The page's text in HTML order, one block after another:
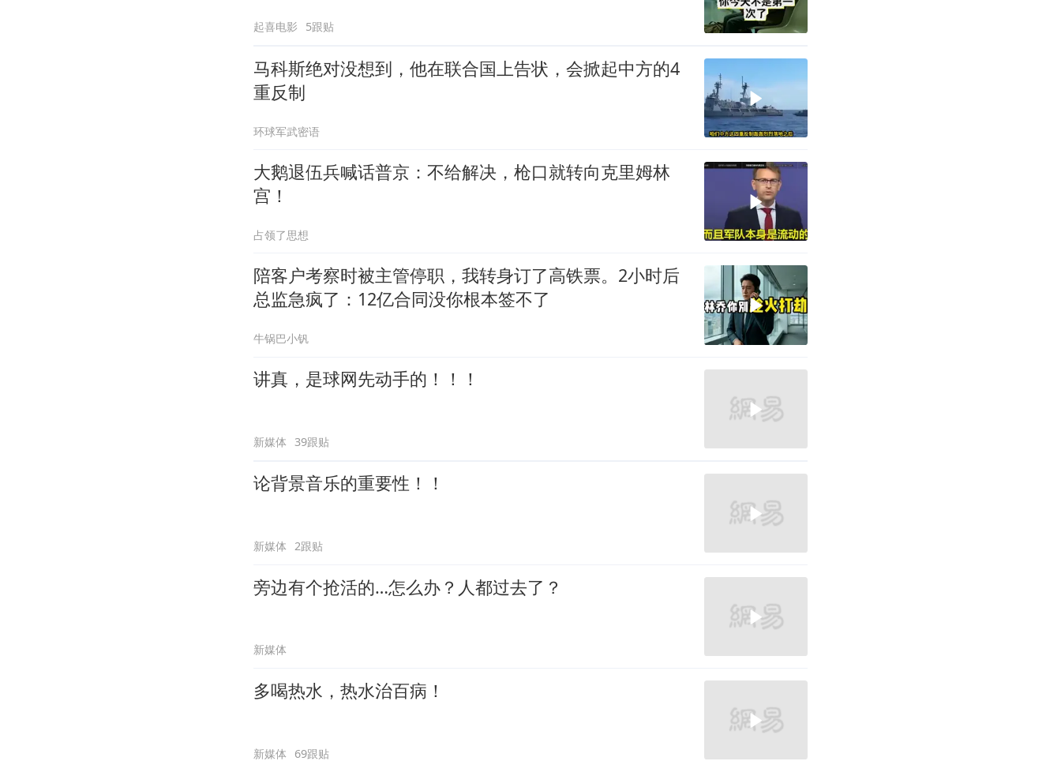
起喜电影 5跟贴
马科斯绝对没想到，他在联合国上告状，会掀起中方的4
重反制
环球军武密语
大鹅退伍兵喊话普京：不给解决，枪口就转向克里姆林
宫！
占领了思想
陪客户考察时被主管停职，我转身订了高铁票。2小时后
总监急疯了：12亿合同没你根本签不了
牛锅巴小钒
讲真，是球网先动手的！！！
新媒体 39跟贴
论背景音乐的重要性！！
新媒体 2跟贴
旁边有个抢活的…怎么办？人都过去了？
新媒体
多喝热水，热水治百病！
新媒体 69跟贴